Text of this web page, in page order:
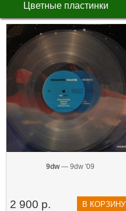
Цветные пластинки
9dw— 9dw '09
2 900 р. В КОРЗИНУ